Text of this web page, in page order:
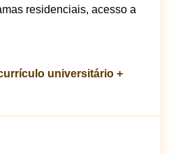
residenciais, acesso a
universitário +